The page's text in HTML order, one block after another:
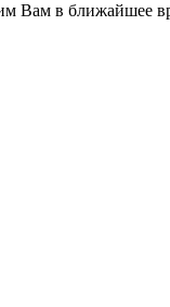
Вам в ближайшее